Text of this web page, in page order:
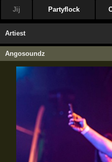
Jij Partyflock
Artiest
Angosoundz